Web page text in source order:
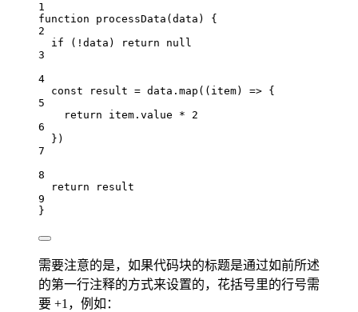
1
function
processData ( data ) {
2
if ( ! data ) return
null
3
4
const
result = data . map (( item) => {
5
return
item . value *
2
6
})
7
8
return
result
9
}
需要注意的是，如果代码块的标题是通过如前所述
的第一行注释的方式来设置的，花括号里的行号需
要 +1，例如：